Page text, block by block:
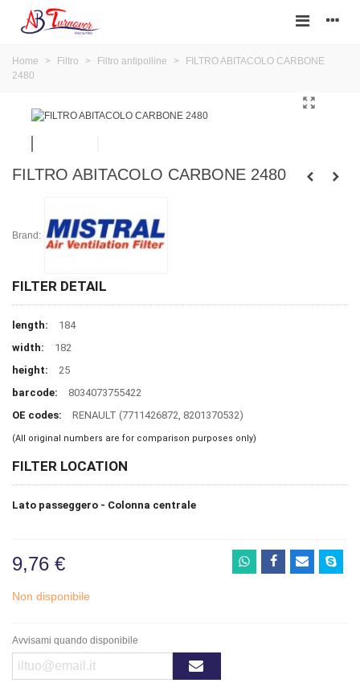
Home > Filtro > Filtro antipolline >
FILTRO ABITACOLO CARBONE
2480
FILTRO ABITACOLO CARBONE 2480
Brand:
FILTER DETAIL
length:
184
width:
182
height:
25
barcode:
8034073755422
OE codes:
RENAULT (7711426872, 8201370532)
(All original numbers are for comparison purposes only)
FILTER LOCATION
Lato passeggero - Colonna centrale
9,76 €
Non disponibile
Avvisami quando disponibile